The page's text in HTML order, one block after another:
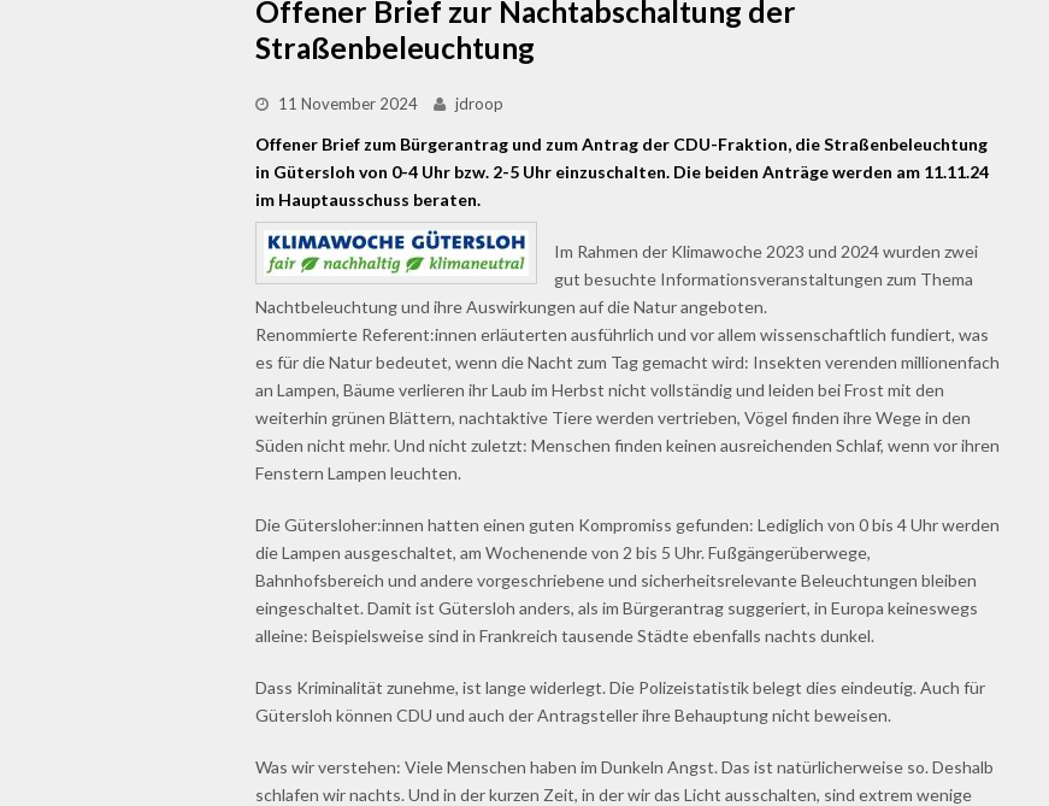
Offener Brief zur Nachtabschaltung der
Straßenbeleuchtung
11 November 2024 jdroop
Offener Brief zum Bürgerantrag und zum Antrag der CDU-Fraktion, die Straßenbeleuchtung
in Gütersloh von 0-4 Uhr bzw. 2-5 Uhr einzuschalten. Die beiden Anträge werden am 11.11.24
im Hauptausschuss beraten.
Im Rahmen der Klimawoche 2023 und 2024 wurden zwei
gut besuchte Informationsveranstaltungen zum Thema
Nachtbeleuchtung und ihre Auswirkungen auf die Natur angeboten.
Renommierte Referent:innen erläuterten ausführlich und vor allem wissenschaftlich fundiert, was
es für die Natur bedeutet, wenn die Nacht zum Tag gemacht wird: Insekten verenden millionenfach
an Lampen, Bäume verlieren ihr Laub im Herbst nicht vollständig und leiden bei Frost mit den
weiterhin grünen Blättern, nachtaktive Tiere werden vertrieben, Vögel finden ihre Wege in den
Süden nicht mehr. Und nicht zuletzt: Menschen finden keinen ausreichenden Schlaf, wenn vor ihren
Fenstern Lampen leuchten.
Die Gütersloher:innen hatten einen guten Kompromiss gefunden: Lediglich von 0 bis 4 Uhr werden
die Lampen ausgeschaltet, am Wochenende von 2 bis 5 Uhr. Fußgängerüberwege,
Bahnhofsbereich und andere vorgeschriebene und sicherheitsrelevante Beleuchtungen bleiben
eingeschaltet. Damit ist Gütersloh anders, als im Bürgerantrag suggeriert, in Europa keineswegs
alleine: Beispielsweise sind in Frankreich tausende Städte ebenfalls nachts dunkel.
Dass Kriminalität zunehme, ist lange widerlegt. Die Polizeistatistik belegt dies eindeutig. Auch für
Gütersloh können CDU und auch der Antragsteller ihre Behauptung nicht beweisen.
Was wir verstehen: Viele Menschen haben im Dunkeln Angst. Das ist natürlicherweise so. Deshalb
schlafen wir nachts. Und in der kurzen Zeit, in der wir das Licht ausschalten, sind extrem wenige